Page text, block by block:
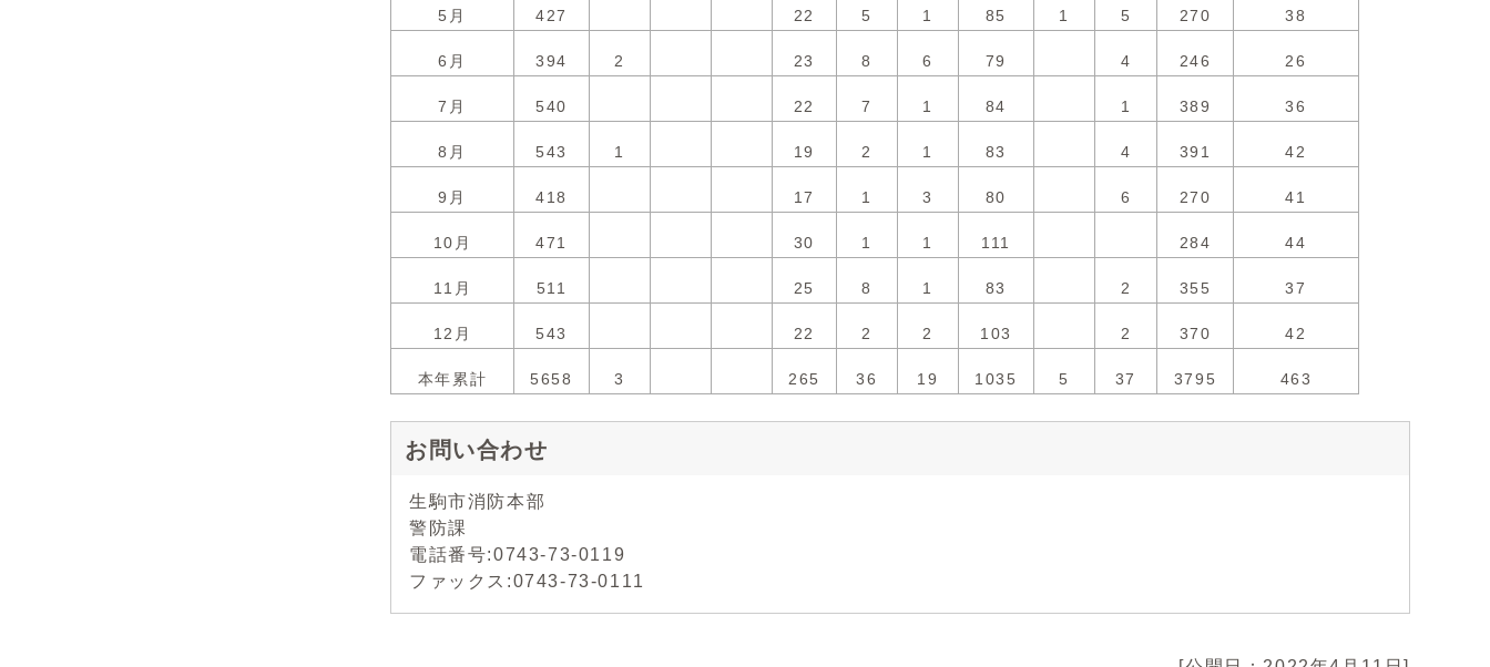
5月 427 22 5 1 85 1 5 270 38
6月 394 2 23 8 6 79 4 246 26
7月 540 22 7 1 84 1 389 36
8月 543 1 19 2 1 83 4 391 42
9月 418 17 1 3 80 6 270 41
10月 471 30 1 1 111 284 44
11月 511 25 8 1 83 2 355 37
12月 543 22 2 2 103 2 370 42
本年累計 5658 3 265 36 19 1035 5 37 3795 463
お問い合わせ
生駒市消防本部
警防課
電話番号:0743-73-0119
ファックス:0743-73-0111